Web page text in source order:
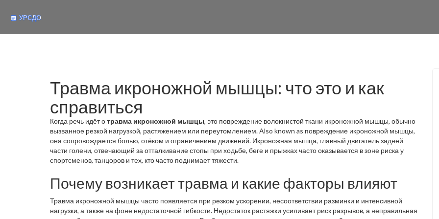
Травма икроножной мышцы: что это и как
справиться
Когда речь идёт отравма икроножной мышцы, это повреждение волокнистой ткани икроножной мышцы, обычно
вызванное резкой нагрузкой, растяжением или переутомлением. Also known as повреждение икроножной мышцы,
она сопровождается болью, отёком и ограничением движений. Икроножная мышца, главный двигатель задней
части голени, отвечающий за отталкивание стопы при ходьбе, беге и прыжкахчасто оказывается в зоне риска у
спортсменов, танцоров и тех, кто часто поднимает тяжести.
Почему возникает травма и какие факторы влияют
Травма икроножной мышцы часто появляется при резком ускорении, несоответствии разминки и интенсивной
нагрузки, а также на фоне недостаточной гибкости. Недостаток растяжки усиливает риск разрывов, а неправильная